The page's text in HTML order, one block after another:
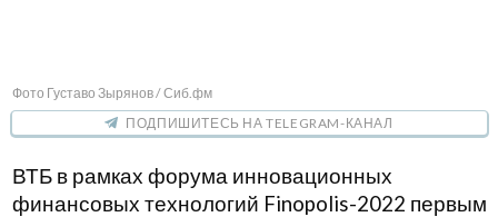
Фото Густаво Зырянов / Сиб.фм
ПОДПИШИТЕСЬ НА TELEGRAM-КАНАЛ
ВТБ в рамках форума инновационных
финансовых технологий Finopolis-2022 первым